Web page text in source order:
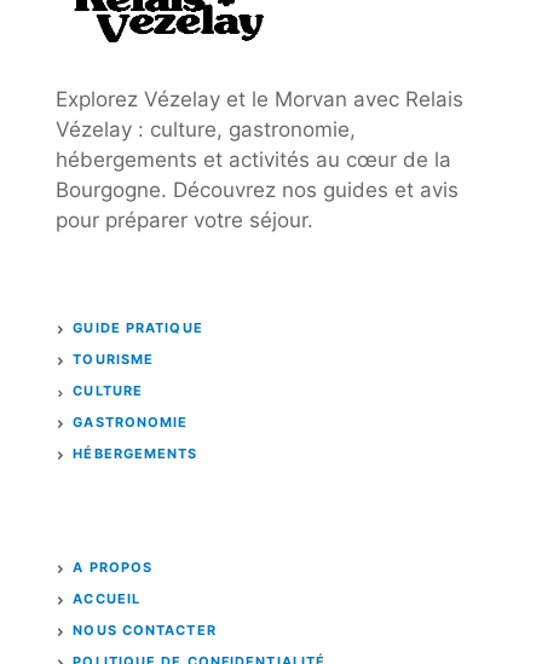
Explorez Vézelay et le Morvan avec Relais
Vézelay : culture, gastronomie,
hébergements et activités au cœur de la
Bourgogne. Découvrez nos guides et avis
pour préparer votre séjour.
GUIDE PRATIQUE
TOURISME
CULTURE
GASTRONOMIE
HÉBERGEMENTS
A PROPOS
ACCUEIL
NOUS CONTACTER